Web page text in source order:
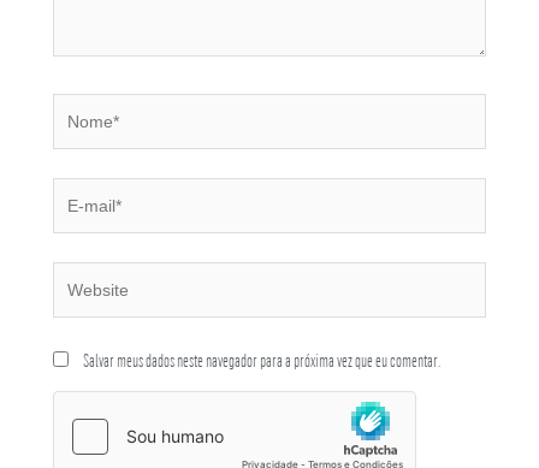
Salvar meus dados neste navegador para a próxima vez que eu comentar.